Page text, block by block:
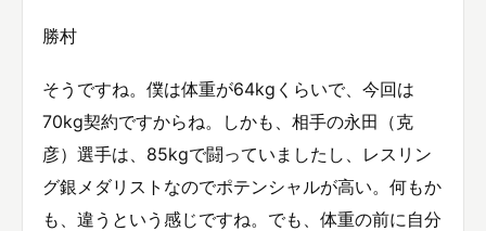
勝村
そうですね。僕は体重が64kgくらいで、今回は
70kg契約ですからね。しかも、相手の永田（克
彦）選手は、85kgで闘っていましたし、レスリン
グ銀メダリストなのでポテンシャルが高い。何もか
も、違うという感じですね。でも、体重の前に自分